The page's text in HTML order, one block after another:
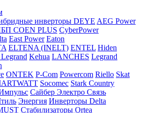
инверторы DEYE AEG Power
COEN PLUS CyberPower
East Power Eaton
ELTENA (INELT) ENTEL Hiden
Kehua LANCHES Legrand
ONTEK P-Com Powercom Riello Skat
Socomec Stark Country
Сайбер Электро Связь
Энергия Инверторы Delta
Стабилизаторы Ortea